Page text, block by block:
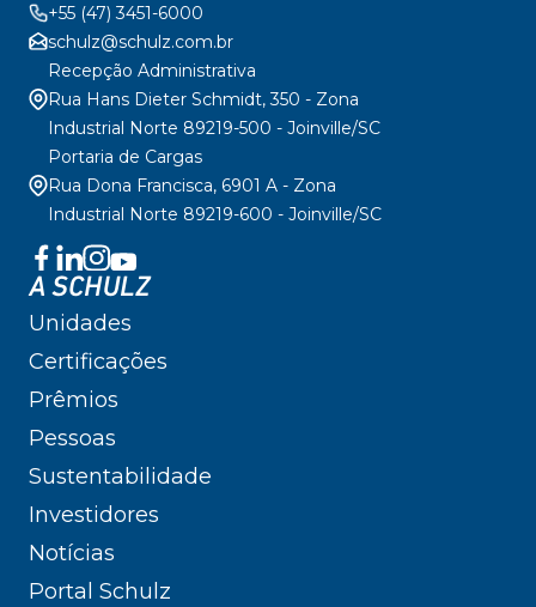
+55 (47) 3451-6000
schulz@schulz.com.br
Recepção Administrativa
Rua Hans Dieter Schmidt, 350 - Zona
Industrial Norte 89219-500 - Joinville/SC
Portaria de Cargas
Rua Dona Francisca, 6901 A - Zona
Industrial Norte 89219-600 - Joinville/SC
A SCHULZ
Unidades
Certificações
Prêmios
Pessoas
Sustentabilidade
Investidores
Notícias
Portal Schulz